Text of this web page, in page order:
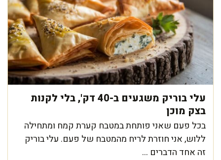
עלי בוריק משגעים ב-40 דק', בלי לקנות
בצק מוכן
בכל פעם שאני פותחת במטבח קערת קמח ומתחילה
ללוש, אני חוזרת לריח מהמטבח של פעם. עלי בוריק
זה אחד הדברים ...